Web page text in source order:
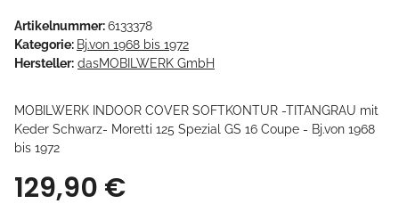
Artikelnummer:6133378
Kategorie: Bj.von 1968 bis 1972
Hersteller: dasMOBILWERK GmbH
MOBILWERK INDOOR COVER SOFTKONTUR -TITANGRAU mit
Keder Schwarz- Moretti 125 Spezial GS 16 Coupe - Bj.von 1968
bis 1972
129,90 €